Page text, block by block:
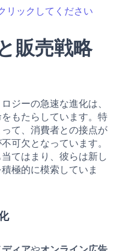
リックしてください
販売戦略
ジーの急速な進化は、
もたらしています。特
て、消費者との接点が
可欠となっています。
てはまり、彼らは新し
極的に模索していま